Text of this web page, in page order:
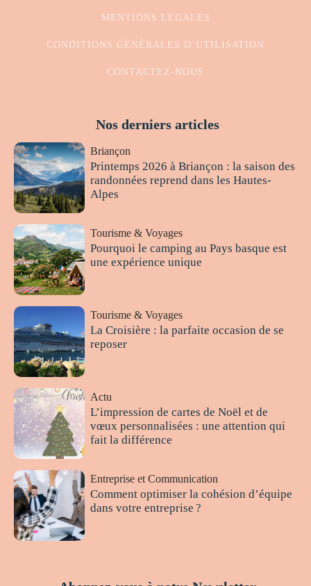
MENTIONS LEGALES
CONDITIONS GÉNÉRALES D’UTILISATION
CONTACTEZ-NOUS
Nos derniers articles
Briançon
Printemps 2026 à Briançon : la saison des
randonnées reprend dans les Hautes-
Alpes
Tourisme & Voyages
Pourquoi le camping au Pays basque est
une expérience unique
Tourisme & Voyages
La Croisière : la parfaite occasion de se
reposer
Actu
L’impression de cartes de Noël et de
vœux personnalisées : une attention qui
fait la différence
Entreprise et Communication
Comment optimiser la cohésion d’équipe
dans votre entreprise ?